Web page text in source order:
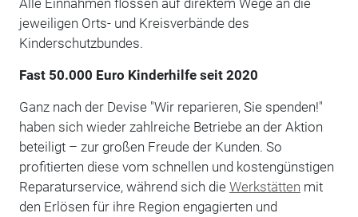
jeweiligen Orts- und Kreisverbände des
Kinderschutzbundes.
Fast 50.000 Euro Kinderhilfe seit 2020
Ganz nach der Devise "Wir reparieren, Sie spenden!"
haben sich wieder zahlreiche Betriebe an der Aktion
beteiligt – zur großen Freude der Kunden. So
profitierten diese vom schnellen und kostengünstigen
Reparaturservice, während sich die Werkstätten mit
den Erlösen für ihre Region engagierten und